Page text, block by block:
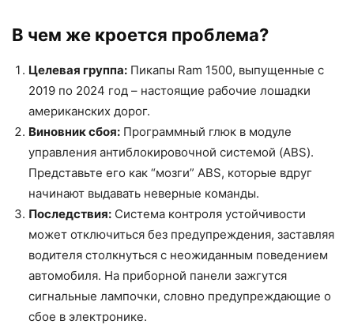
В чем же кроется проблема?
Целевая группа: Пикапы Ram 1500, выпущенные с
2019 по 2024 год – настоящие рабочие лошадки
американских дорог.
Виновник сбоя: Программный глюк в модуле
управления антиблокировочной системой (ABS).
Представьте его как “мозги” ABS, которые вдруг
начинают выдавать неверные команды.
Последствия: Система контроля устойчивости
может отключиться без предупреждения, заставляя
водителя столкнуться с неожиданным поведением
автомобиля. На приборной панели зажгутся
сигнальные лампочки, словно предупреждающие о
сбое в электронике.